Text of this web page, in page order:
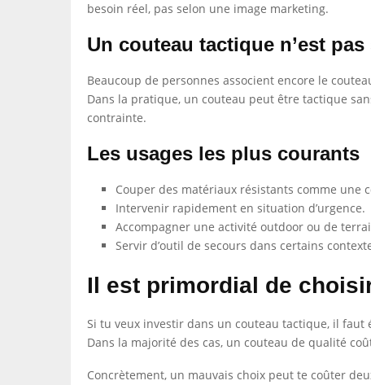
besoin réel, pas selon une image marketing.
Un couteau tactique n’est
Beaucoup de personnes associent encore le
Dans la pratique, un couteau peut être tactique
contrainte.
Les usages les plus courants
Couper des matériaux résistants comme une
Intervenir rapidement en situation d’urgence.
Accompagner une activité outdoor ou de
Servir d’outil de secours dans certains
Il est primordial de
Si tu veux investir dans un couteau tactique, il faut
Dans la majorité des cas, un couteau de qualité
Concrètement, un mauvais choix peut te coûter